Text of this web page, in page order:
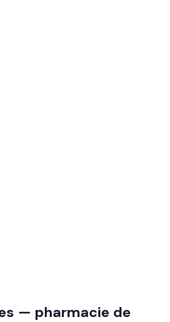
— pharmacie de